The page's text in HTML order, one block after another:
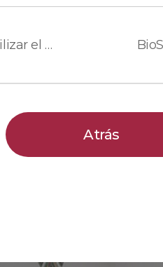
BioStar Air Ⅰ ¿Estás empezando a utilizar el control de acceso a la nube hoy mismo?
Atrás